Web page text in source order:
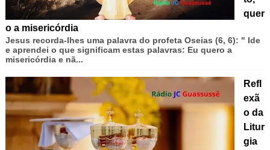
quer
o a misericórdia
Jesus recorda-lhes uma palavra do profeta Oseias (6, 6): " Ide
e aprendei o que significam estas palavras: Eu quero a
misericórdia e nã...
Refl
exã
o da
Litur
gia